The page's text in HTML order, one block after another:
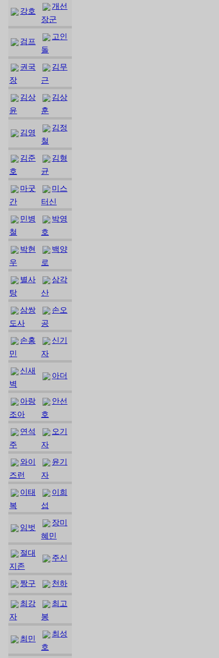
강호
개선
장군
검프
고인
돌
권국
장
김무
근
김상
윤
김상
훈
김영
김정
철
김준
호
김형
균
마굿
간
미스
터신
민병
철
박영
호
박현
우
백양
로
별사
탕
삼각
산
삼쌍
도사
손오
공
손홍
민
신기
자
신새
벽
아더
아랑
조아
안선
호
연석
주
오기
자
와이
즈런
윤기
자
이태
복
이희
섭
임벗
장미
혜민
절대
지존
주신
짱구 천하
최강
자
최고
봉
최민
최성
호